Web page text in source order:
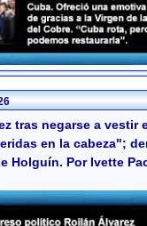
tras negarse a vestir
en la cabeza";
Holguín. Por Ivette